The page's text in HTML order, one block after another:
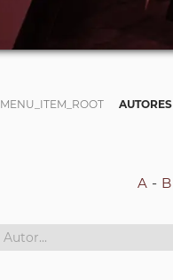
MENU_ITEM_ROOT AUTORES
A B